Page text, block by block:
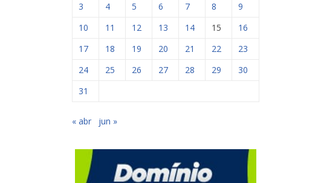
3
4 5 6 7 8
9
10
11 12 13 14 15
16
17
18 19 20 21 22
23
24
25 26 27 28 29
30
31
« abr jun »